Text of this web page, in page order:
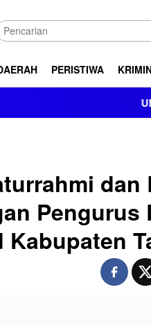
PERISTIWA
UNM
dan
Pengurus